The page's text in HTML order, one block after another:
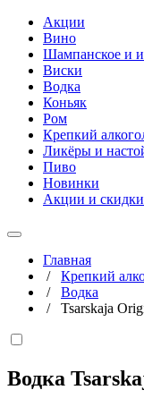
Акции
Вино
Шампанское и
Виски
Водка
Коньяк
Ром
Крепкий
Ликёры и
Пиво
Новинки
Акции и скидки
Главная
/ Крепкий
/ Водка
/ Tsarskaja
Водка